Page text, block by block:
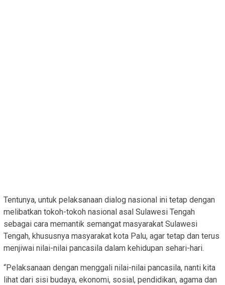
Tentunya, untuk pelaksanaan dialog nasional ini tetap dengan
melibatkan tokoh-tokoh nasional asal Sulawesi Tengah
sebagai cara memantik semangat masyarakat Sulawesi
Tengah, khususnya masyarakat kota Palu, agar tetap dan terus
menjiwai nilai-nilai pancasila dalam kehidupan sehari-hari.
“Pelaksanaan dengan menggali nilai-nilai pancasila, nanti kita
lihat dari sisi budaya, ekonomi, sosial, pendidikan, agama dan